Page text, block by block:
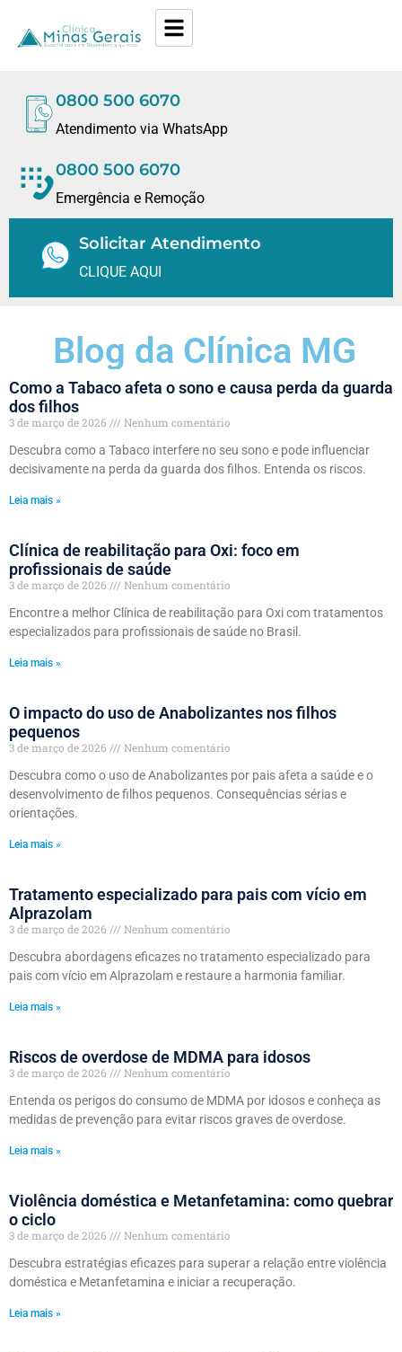
0800 500 6070
Atendimento via WhatsApp
0800 500 6070
Emergência e Remoção
Solicitar Atendimento
CLIQUE AQUI
Blog da Clínica MG
Como a Tabaco afeta o sono e causa perda da guarda
dos filhos
3 de março de 2026
Nenhum comentário
Descubra como a Tabaco interfere no seu sono e pode influenciar
decisivamente na perda da guarda dos filhos. Entenda os riscos.
Leia mais »
Clínica de reabilitação para Oxi: foco em
profissionais de saúde
3 de março de 2026
Nenhum comentário
Encontre a melhor Clínica de reabilitação para Oxi com tratamentos
especializados para profissionais de saúde no Brasil.
Leia mais »
O impacto do uso de Anabolizantes nos filhos
pequenos
3 de março de 2026
Nenhum comentário
Descubra como o uso de Anabolizantes por pais afeta a saúde e o
desenvolvimento de filhos pequenos. Consequências sérias e
orientações.
Leia mais »
Tratamento especializado para pais com vício em
Alprazolam
3 de março de 2026
Nenhum comentário
Descubra abordagens eficazes no tratamento especializado para
pais com vício em Alprazolam e restaure a harmonia familiar.
Leia mais »
Riscos de overdose de MDMA para idosos
3 de março de 2026
Nenhum comentário
Entenda os perigos do consumo de MDMA por idosos e conheça as
medidas de prevenção para evitar riscos graves de overdose.
Leia mais »
Violência doméstica e Metanfetamina: como quebrar
o ciclo
3 de março de 2026
Nenhum comentário
Descubra estratégias eficazes para superar a relação entre violência
doméstica e Metanfetamina e iniciar a recuperação.
Leia mais »